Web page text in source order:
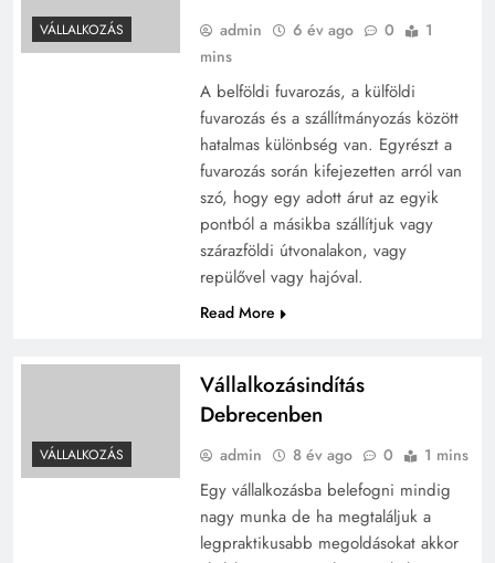
VÁLLALKOZÁS admin 6 év ago 0
1
mins
A belföldi fuvarozás, a külföldi
fuvarozás és a szállítmányozás között
hatalmas különbség van. Egyrészt a
fuvarozás során kifejezetten arról van
szó, hogy egy adott árut az egyik
pontból a másikba szállítjuk vagy
szárazföldi útvonalakon, vagy
repülővel vagy hajóval.
Read More
VÁLLALKOZÁS
Vállalkozásindítás
Debrecenben
admin 8 év ago 0 1 mins
Egy vállalkozásba belefogni mindig
nagy munka de ha megtaláljuk a
legpraktikusabb megoldásokat akkor